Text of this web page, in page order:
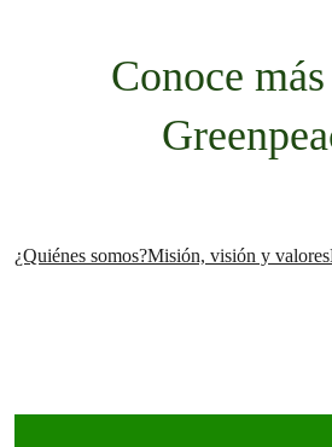
Conoce
¿Quiénes somos?Misión, visión y valores